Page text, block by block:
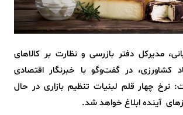
مدیرکل دفتر بازرسی و نظارت بر کالاهای
کشاورزی، در گفت‌وگو با خبرنگار اقتصادی
نرخ چهار قلم لبنیات تنظیم بازاری در حال
آینده ابلاغ خواهد شد.